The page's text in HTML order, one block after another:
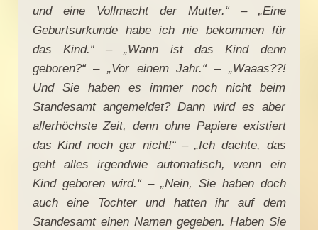
und eine Vollmacht der Mutter.“ – „Eine
Geburtsurkunde habe ich nie bekommen für
das Kind.“ – „Wann ist das Kind denn
geboren?“ – „Vor einem Jahr.“ – „Waaas??!
Und Sie haben es immer noch nicht beim
Standesamt angemeldet? Dann wird es aber
allerhöchste Zeit, denn ohne Papiere existiert
das Kind noch gar nicht!“ – „Ich dachte, das
geht alles irgendwie automatisch, wenn ein
Kind geboren wird.“ – „Nein, Sie haben doch
auch eine Tochter und hatten ihr auf dem
Standesamt einen Namen gegeben. Haben Sie